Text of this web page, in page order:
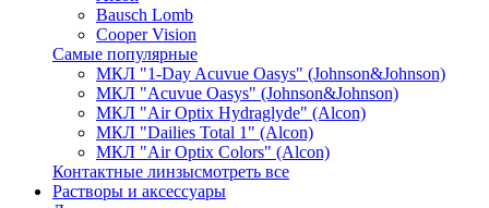
Bausch Lomb
Cooper Vision
Самые популярные
МКЛ "1-Day Acuvue Oasys" (Johnson&Johnson)
МКЛ "Acuvue Oasys" (Johnson&Johnson)
МКЛ "Air Optix Hydraglyde" (Alcon)
МКЛ "Dailies Total 1" (Alcon)
МКЛ "Air Optix Colors" (Alcon)
Контактные линзысмотреть все
Растворы и аксессуары